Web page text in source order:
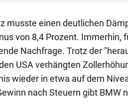
musste einen deutlichen
von 8,4 Prozent.
Nachfrage. Trotz der
USA verhängten
wieder in etwa auf dem
nach Steuern gibt BMW